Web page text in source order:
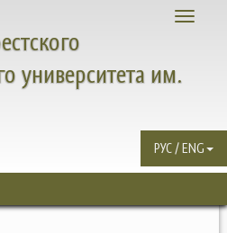
Toggle
университета им.
РУС / ENG